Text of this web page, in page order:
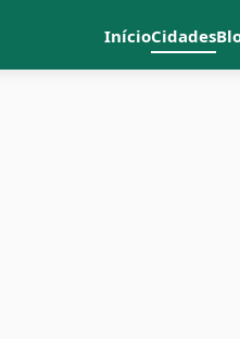
InícioCidades